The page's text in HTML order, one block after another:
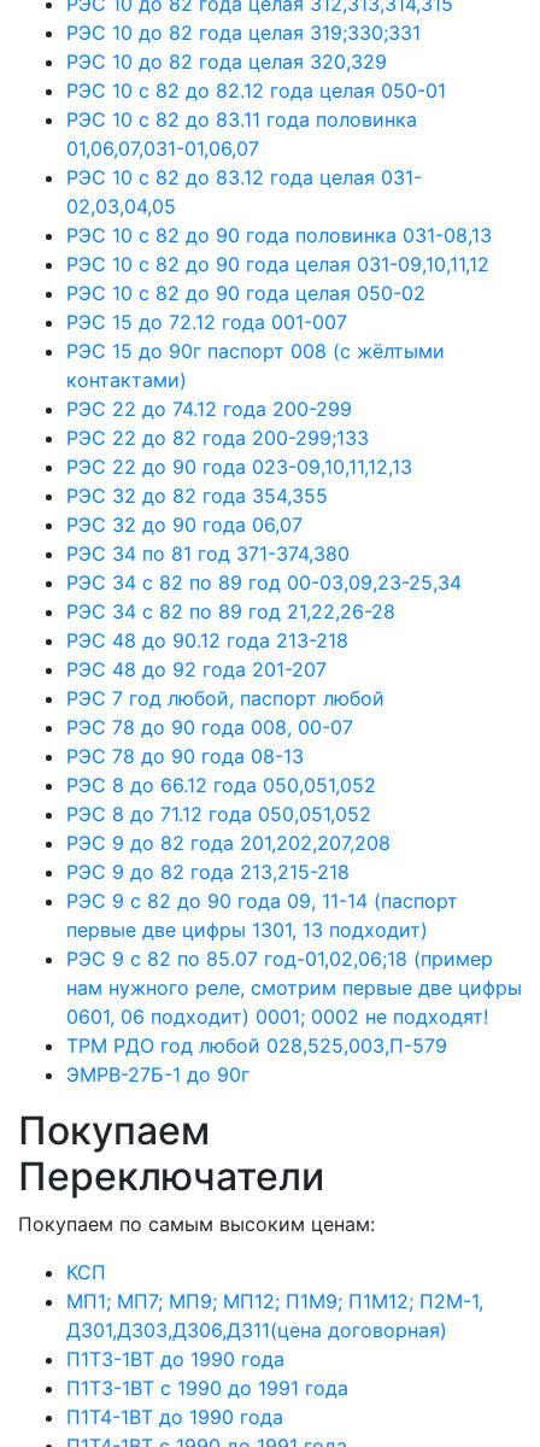
РЭС 10 до 82 года целая 319;330;331
РЭС 10 до 82 года целая 320,329
РЭС 10 с 82 до 82.12 года целая 050-01
РЭС 10 с 82 до 83.11 года половинка
01,06,07,031-01,06,07
РЭС 10 с 82 до 83.12 года целая 031-
02,03,04,05
РЭС 10 с 82 до 90 года половинка 031-08,13
РЭС 10 с 82 до 90 года целая 031-09,10,11,12
РЭС 10 с 82 до 90 года целая 050-02
РЭС 15 до 72.12 года 001-007
РЭС 15 до 90г паспорт 008 (с жёлтыми
контактами)
РЭС 22 до 74.12 года 200-299
РЭС 22 до 82 года 200-299;133
РЭС 22 до 90 года 023-09,10,11,12,13
РЭС 32 до 82 года 354,355
РЭС 32 до 90 года 06,07
РЭС 34 по 81 год 371-374,380
РЭС 34 с 82 по 89 год 00-03,09,23-25,34
РЭС 34 с 82 по 89 год 21,22,26-28
РЭС 48 до 90.12 года 213-218
РЭС 48 до 92 года 201-207
РЭС 7 год любой, паспорт любой
РЭС 78 до 90 года 008, 00-07
РЭС 78 до 90 года 08-13
РЭС 8 до 66.12 года 050,051,052
РЭС 8 до 71.12 года 050,051,052
РЭС 9 до 82 года 201,202,207,208
РЭС 9 до 82 года 213,215-218
РЭС 9 с 82 до 90 года 09, 11-14 (паспорт
первые две цифры 1301, 13 подходит)
РЭС 9 с 82 по 85.07 год-01,02,06;18 (пример
нам нужного реле, смотрим первые две цифры
0601, 06 подходит) 0001; 0002 не подходят!
ТРМ РДО год любой 028,525,003,П-579
ЭМРВ-27Б-1 до 90г
Покупаем
Переключатели
Покупаем по самым высоким ценам:
КСП
МП1; МП7; МП9; МП12; П1М9; П1М12; П2М-1,
Д301,Д303,Д306,Д311(цена договорная)
П1Т3-1ВТ до 1990 года
П1Т3-1ВТ с 1990 до 1991 года
П1Т4-1ВТ до 1990 года